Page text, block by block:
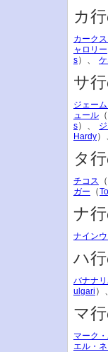
カ
カーク
ャロリー
s）、
サ
ジェー
ュール （
s）、
Hardy）
タ
チコス （
ガー （
ナ
ナインウ
ハ
バナナ
ulgari ）
マ
マーク
エル・